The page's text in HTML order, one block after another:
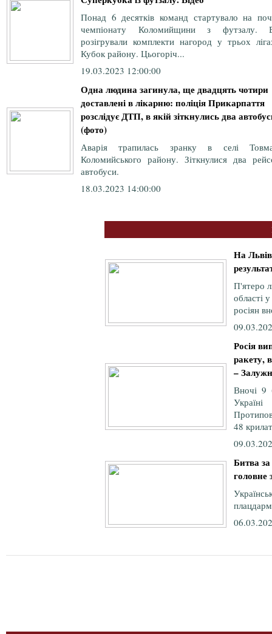
Понад 6 десятків команд стартувало на
чемпіонату Коломийщини з футзалу.
розігрували комплекти нагород у трьох
Кубок району. Цьогоріч...
19.03.2023 12:00:00
Одна людина загинула, ще двадцять чотири
доставлені в лікарню: поліція Прикарпаття
розслідує ДТП, в якій зіткнулись два
(фото)
Аварія трапилась зранку в селі
Коломийського району. Зіткнулися два
автобуси.
18.03.2023 14:00:00
На
П'ятеро
області
росіян
Росія
ракету,
–
Вночі 9
48
Битва
головне